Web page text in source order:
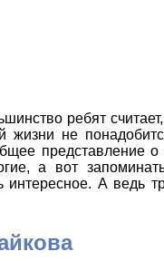
ребят
жизни не
представление
а вот
А ведь